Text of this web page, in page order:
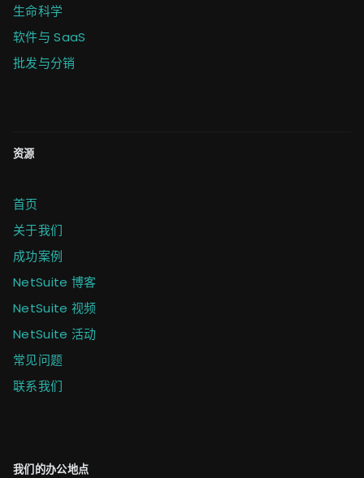
生命科学
软件与 SaaS
批发与分销
资源
首页
关于我们
成功案例
NetSuite 博客
NetSuite 视频
NetSuite 活动
常见问题
联系我们
我们的办公地点